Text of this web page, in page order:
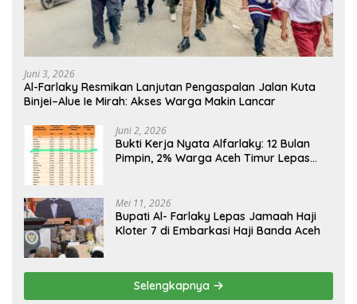
Juni 3, 2026
Al-Farlaky Resmikan Lanjutan Pengaspalan Jalan Kuta
Binjei–Alue Ie Mirah: Akses Warga Makin Lancar
Juni 2, 2026
Bukti Kerja Nyata Alfarlaky: 12 Bulan
Pimpin, 2% Warga Aceh Timur Lepas
Mei 11, 2026
Bupati Al- Farlaky Lepas Jamaah Haji
Kloter 7 di Embarkasi Haji Banda Aceh
Selengkapnya